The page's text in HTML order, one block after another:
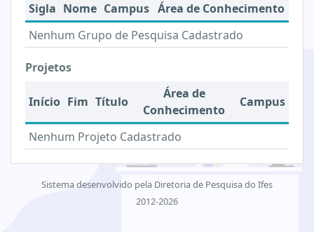
Sigla Nome Campus Área de Conhecimento
Nenhum Grupo de Pesquisa Cadastrado
Projetos
Início Fim Título
Área de
Conhecimento
Campus
Nenhum Projeto Cadastrado
Sistema desenvolvido pela Diretoria de Pesquisa do Ifes
2012-2026